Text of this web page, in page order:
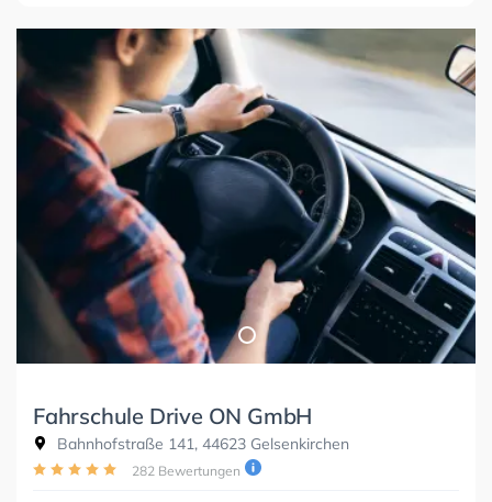
Fahrschule Drive ON GmbH
Bahnhofstraße 141, 44623 Gelsenkirchen
282 Bewertungen